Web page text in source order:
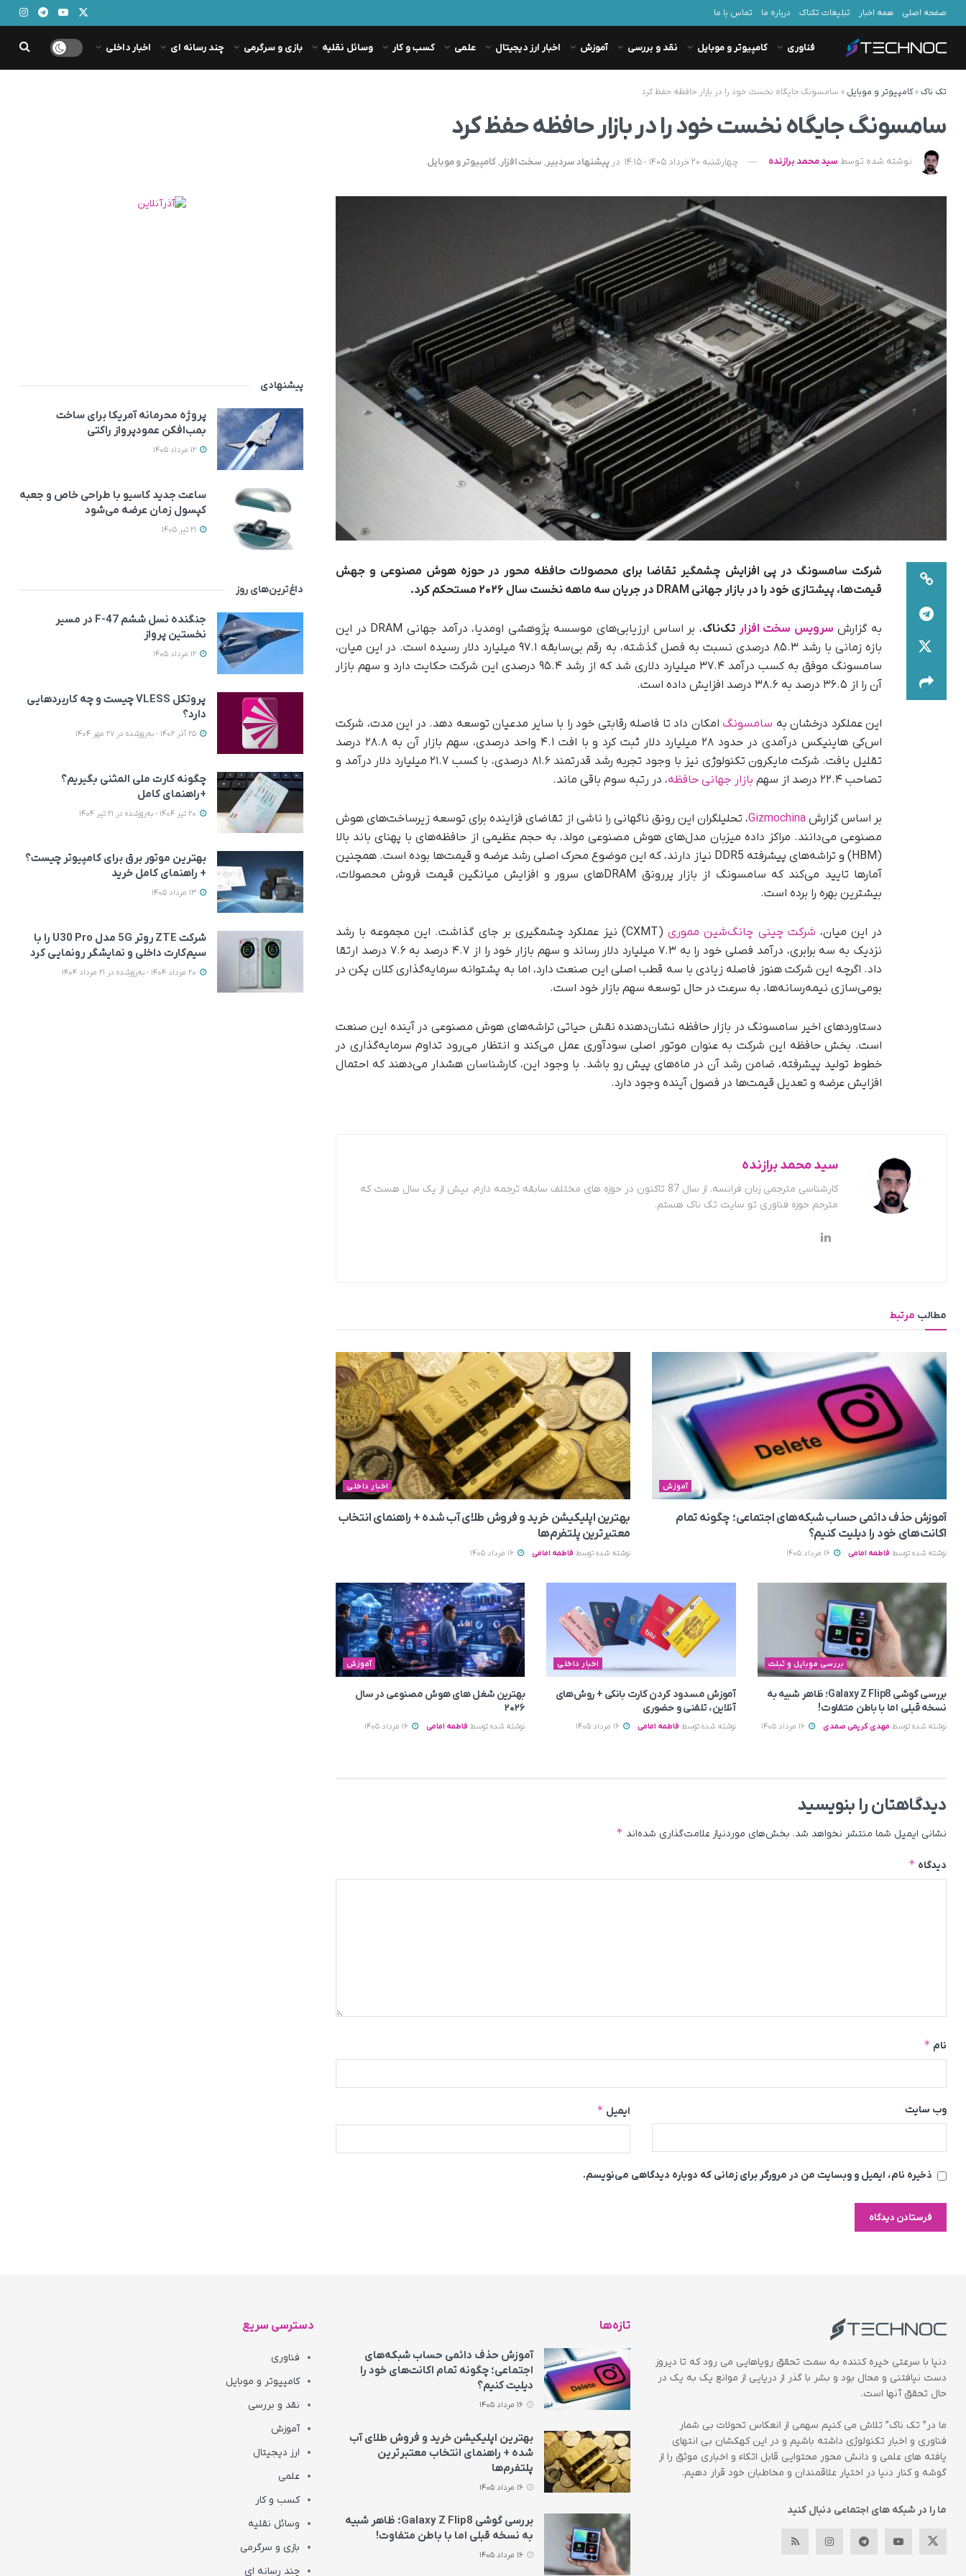
صفحه اصلی همه اخبار تبلیغات تکناک درباره ما تماس با ما
فناوری کامپیوتر و موبایل نقد و بررسی آموزش اخبار ارز دیجیتال علمی کسب و کار وسائل نقلیه بازی و سرگرمی چند رسانه ای اخبار داخلی
تک ناک»کامپیوتر و موبایل » سامسونگ جایگاه نخست خود را در بازار حافظه حفظ کرد
سامسونگ جایگاه نخست خود را در بازار حافظه حفظ کرد
نوشته شده توسط سید محمد برازنده چهارشنبه 20 خرداد 1405 - 14:15 در پیشنهاد سردبیر, سخت افزار,کامپیوتر و موبایل
شرکت سامسونگ در پی افزایش چشمگیر تقاضا برای محصولات حافظه محور در حوزه هوش مصنوعی و جهش
قیمت‌ها، پیشتازی خود را در بازار جهانی DRAM در جریان سه ماهه نخست سال ۲۰۲۶ مستحکم کرد.
به گزارش سرویس سخت افزار تک‌ناک
، بر اساس ارزیابی‌های موسسه پژوهشی اومدیا، درآمد جهانی DRAM در این
بازه زمانی با رشد ۸۵.۳ درصدی نسبت به فصل گذشته، به رقم بی‌سابقه ۹۷.۱ میلیارد دلار رسیده است. در این میان،
سامسونگ موفق به کسب درآمد ۳۷.۴ میلیارد دلاری شد که از رشد ۹۵.۴ درصدی این شرکت حکایت دارد و سهم بازار
آن را از ۳۶.۵ درصد به ۳۸.۶ درصد افزایش داده است.
این عملکرد درخشان به سامسونگ امکان داد تا فاصله رقابتی خود را با سایر مدعیان توسعه دهد. در این مدت، شرکت
اس‌کی هاینیکس درآمدی در حدود ۲۸ میلیارد دلار ثبت کرد و با افت ۴.۱ واحد درصدی، سهم بازار آن به ۲۸.۸ درصد
تقلیل یافت. شرکت مایکرون تکنولوژی نیز با وجود تجربه رشد قدرتمند ۸۱.۶ درصدی، با کسب ۲۱.۷ میلیارد دلار درآمد و
تصاحب ۲۲.۴ درصد از سهم
بازار جهانی حافظه، در رتبه سوم باقی ماند.
بر اساس گزارش Gizmochina، تحلیلگران این رونق ناگهانی را ناشی از تقاضای فزاینده برای توسعه زیرساخت‌های هوش
مصنوعی می‌دانند. مراکز داده میزبان مدل‌های هوش مصنوعی مولد، به حجم عظیمی از حافظه‌های با پهنای باند بالا
(HBM) و تراشه‌های پیشرفته DDR5 نیاز دارند، که این موضوع محرک اصلی رشد عرضه و قیمت‌ها بوده است. همچنین
آمارها تایید می‌کند که سامسونگ از بازار پررونق DRAMهای سرور و افزایش میانگین قیمت فروش محصولات،
بیشترین بهره را برده است.
در این میان، شرکت چینی چانگ‌شین مموری
(CXMT) نیز عملکرد چشمگیری بر جای گذاشت. این مجموعه با رشد
نزدیک به سه برابری، درآمد فصلی خود را به ۷.۳ میلیارد دلار رساند و سهم بازار خود را از ۴.۷ درصد به ۷.۶ درصد ارتقا
داد. اگرچه این شرکت هنوز فاصله زیادی با سه قطب اصلی این صنعت دارد، اما به پشتوانه سرمایه‌گذاری کلان پکن در
بومی‌سازی نیمه‌رسانه‌ها، به سرعت در حال توسعه سهم بازار خود است.
دستاوردهای اخیر سامسونگ در بازار حافظه نشان‌دهنده نقش حیاتی تراشه‌های هوش مصنوعی در آینده این صنعت
است. بخش حافظه این شرکت به عنوان موتور اصلی سودآوری عمل می‌کند و انتظار می‌رود تداوم سرمایه‌گذاری در
خطوط تولید پیشرفته، ضامن رشد آن در ماه‌های پیش رو باشد. با وجود این، کارشناسان هشدار می‌دهند که احتمال
افزایش عرضه و تعدیل قیمت‌ها در فصول آینده وجود دارد.
سید محمد برازنده
کارشناسی مترجمی زبان فرانسه. از سال 87 تاکنون در حوزه های مختلف سابقه ترجمه دارم. بیش از یک سال هست که
مترجم حوزه فناوری تو سایت تک ناک هستم.
مطالب مرتبط
آموزش
آموزش حذف دائمی حساب شبکه‌های اجتماعی؛ چگونه تمام
اکانت‌های خود را دیلیت کنیم؟
نوشته شده توسط فاطمه امامی
اخبار داخلی
بهترین اپلیکیشن خرید و فروش طلای آب شده + راهنمای انتخاب
معتبرترین پلتفرم‌ها
نوشته شده توسط فاطمه امامی
بررسی موبایل و تبلت
بررسی گوشی Galaxy Z Flip8؛ ظاهر شبیه به
نسخه قبلی اما با باطن متفاوت!
نوشته شده توسط مهدی کریمی صمدی
اخبار داخلی
آموزش مسدود کردن کارت بانکی + روش‌های
آنلاین، تلفنی و حضوری
نوشته شده توسط فاطمه امامی
آموزش
بهترین شغل های هوش مصنوعی در سال
۲۰۲۶
نوشته شده توسط فاطمه امامی
دیدگاهتان را بنویسید
نشانی ایمیل شما منتشر نخواهد شد. بخش‌های موردنیاز علامت‌گذاری شده‌اند *
دیدگاه *
نام *
ایمیل * وب‌ سایت
ذخیره نام، ایمیل و وبسایت من در مرورگر برای زمانی که دوباره دیدگاهی می‌نویسم.
پیشنهادی
پروژه محرمانه آمریکا برای ساخت
بمب‌افکن عمودپرواز راکتی
ساعت جدید کاسیو با طراحی خاص و جعبه
کپسول زمان عرضه می‌شود
داغ‌ترین‌های روز
جنگنده نسل ششم F-47 در مسیر
نخستین پرواز
پروتکل VLESS چیست و چه کاربردهایی
دارد؟
چگونه کارت ملی المثنی بگیریم؟
+راهنمای کامل
بهترین موتور برق برای کامپیوتر چیست؟
+ راهنمای کامل خرید
شرکت ZTE روتر 5G مدل U30 Pro را با
سیم‌کارت داخلی و نمایشگر رونمایی کرد
دنیا با سرعتی خیره کننده به سمت تحقق رویاهایی می رود که تا دیروز
دست نیافتنی و محال بود و بشر با گذر از دریایی از موانع یک به یک در
حال تحقق آنها است.
ما در” تک ناک” تلاش می کنیم سهمی از انعکاس تحولات بی شمار
فناوری و اخبار تکنولوژی داشته باشیم و در این کهکشان بی انتهای
یافته های علمی و دانش محور محتوایی قابل اتکاء و اخباری موثق را از
گوشه و کنار دنیا در اختیار علاقمندان و مخاطبان خود قرار دهیم.
ما را در شبکه های اجتماعی دنبال کنید
تازه‌ها
آموزش حذف دائمی حساب شبکه‌های
اجتماعی؛ چگونه تمام اکانت‌های خود را
دیلیت کنیم؟
بهترین اپلیکیشن خرید و فروش طلای آب
شده + راهنمای انتخاب معتبرترین
پلتفرم‌ها
بررسی گوشی Galaxy Z Flip8؛ ظاهر شبیه
به نسخه قبلی اما با باطن متفاوت!
دسترسی سریع
فناوری
کامپیوتر و موبایل
نقد و بررسی
آموزش
ارز دیجیتال
علمی
کسب و کار
وسائل نقلیه
بازی و سرگرمی
چند رسانه ای